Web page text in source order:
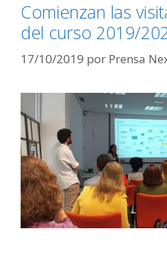
Comienzan las
del curso 2019/
17/10/2019 por Prensa